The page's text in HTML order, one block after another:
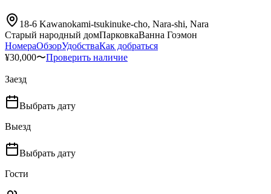
18-6 Kawanokami-tsukinuke-cho, Nara-shi, Nara
Старый народный домПарковкаВанна Гоэмон
НомераОбзорУдобстваКак добраться
¥30,000〜Проверить наличие
Заезд
Выбрать дату
Выезд
Выбрать дату
Гости